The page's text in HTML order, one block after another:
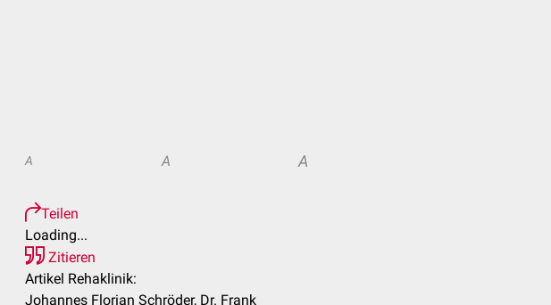
A A A
Teilen
Loading...
Zitieren
Artikel Rehaklinik:
Johannes Florian Schröder, Dr. Frank